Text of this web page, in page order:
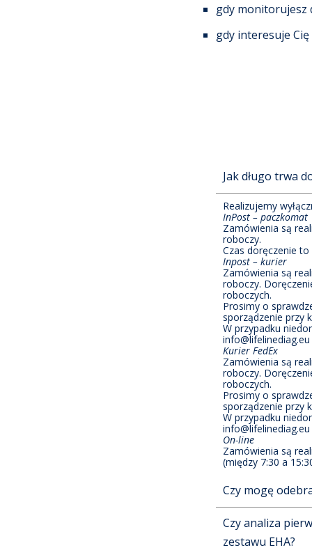
gdy monitorujesz
gdy interesuje
Jak długo trwa
Realizujemy
InPost – paczkomat
Zamówienia są
roboczy.
Czas doręczenie
Inpost – kurier
Zamówienia są
roboczy.
roboczych.
Prosimy o
sporządzenie przy
W przypadku
info@lifelinediag.eu
Kurier FedEx
Zamówienia są
roboczy.
roboczych.
Prosimy o
sporządzenie przy
W przypadku
info@lifelinediag.eu
On-line
Zamówienia są
(między 7:30 a
Czy mogę
Czy analiza
zestawu EHA?